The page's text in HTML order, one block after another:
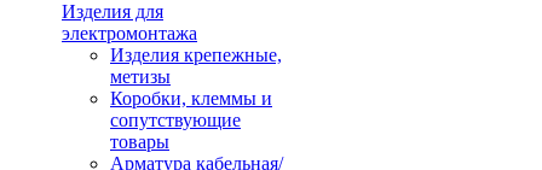
Изделия для
электромонтажа
Изделия крепежные,
метизы
Коробки, клеммы и
сопутствующие
товары
Арматура кабельная/